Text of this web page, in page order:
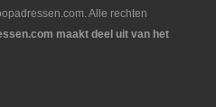
Alle rechten
maakt deel uit van het